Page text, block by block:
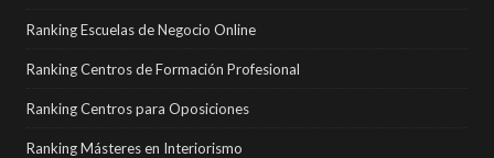
Ranking Escuelas de Negocio Online
Ranking Centros de Formación Profesional
Ranking Centros para Oposiciones
Ranking Másteres en Interiorismo